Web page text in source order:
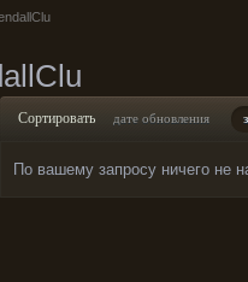
Сортировать дате обновления
По вашему запросу ничего не